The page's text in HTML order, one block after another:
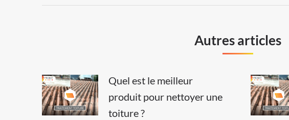
Autres articles
Quel est le meilleur
produit pour nettoyer une
toiture ?